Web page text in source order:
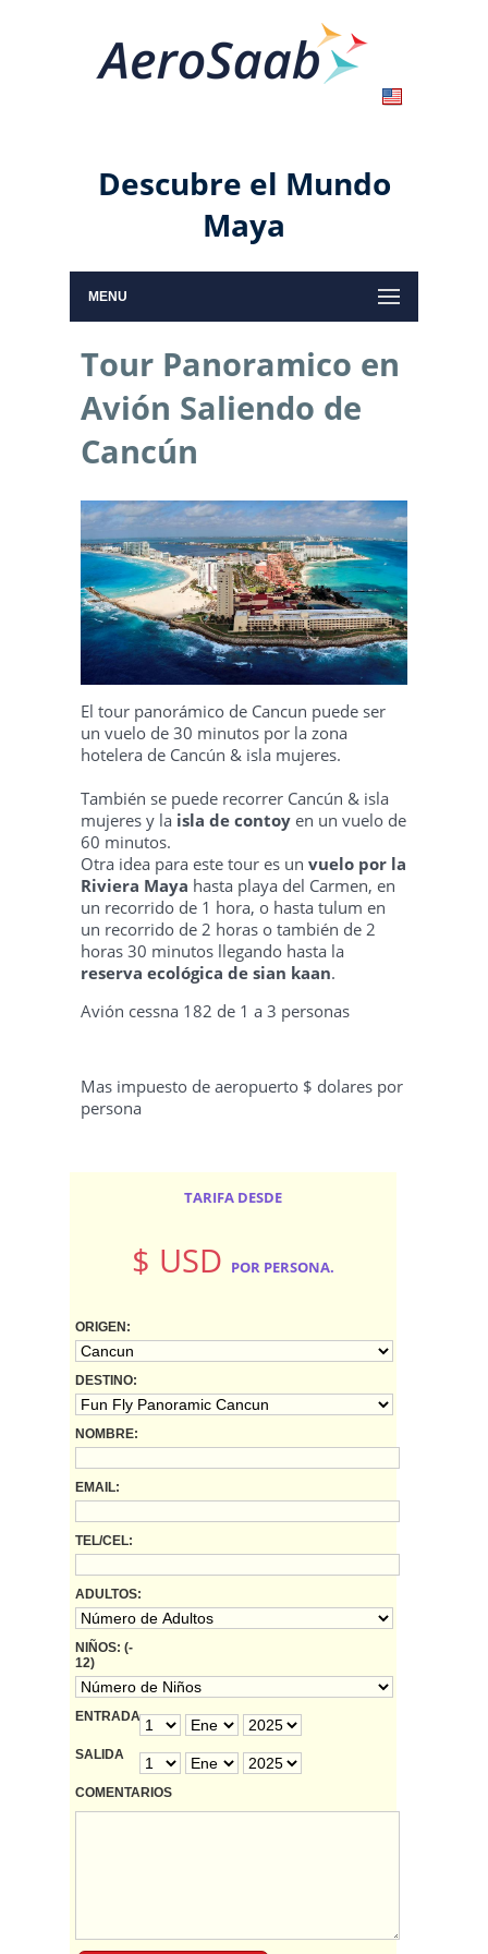
Descubre el Mundo
Maya
MENU
Tour Panoramico en
Avión Saliendo de
Cancún
El tour panorámico de Cancun puede ser
un vuelo de 30 minutos por la zona
hotelera de Cancún & isla mujeres.
También se puede recorrer Cancún & isla
mujeres y la isla de contoy en un vuelo de
60 minutos.
Otra idea para este tour es un vuelo por la
Riviera Maya hasta playa del Carmen, en
un recorrido de 1 hora, o hasta tulum en
un recorrido de 2 horas o también de 2
horas 30 minutos llegando hasta la
reserva ecológica de sian kaan.
Avión cessna 182 de 1 a 3 personas
Mas impuesto de aeropuerto $ dolares por
persona
TARIFA DESDE
$ USD POR PERSONA.
ORIGEN:
DESTINO:
NOMBRE:
EMAIL:
TEL/CEL:
ADULTOS:
NIÑOS: (-
12)
ENTRADA
SALIDA
COMENTARIOS